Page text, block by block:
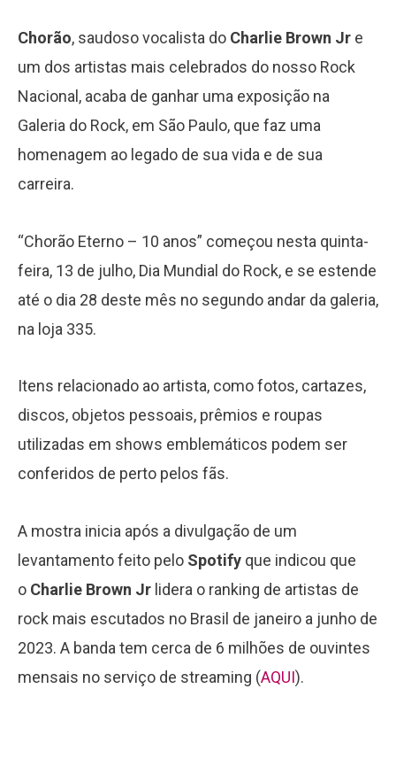
Chorão, saudoso vocalista do Charlie Brown Jr e
um dos artistas mais celebrados do nosso Rock
Nacional, acaba de ganhar uma exposição na
Galeria do Rock, em São Paulo, que faz uma
homenagem ao legado de sua vida e de sua
carreira.
“Chorão Eterno – 10 anos” começou nesta quinta-
feira, 13 de julho, Dia Mundial do Rock, e se estende
até o dia 28 deste mês no segundo andar da galeria,
na loja 335.
Itens relacionado ao artista, como fotos, cartazes,
discos, objetos pessoais, prêmios e roupas
utilizadas em shows emblemáticos podem ser
conferidos de perto pelos fãs.
A mostra inicia após a divulgação de um
levantamento feito pelo Spotify que indicou que
o Charlie Brown Jr lidera o ranking de artistas de
rock mais escutados no Brasil de janeiro a junho de
2023. A banda tem cerca de 6 milhões de ouvintes
mensais no serviço de streaming (AQUI).